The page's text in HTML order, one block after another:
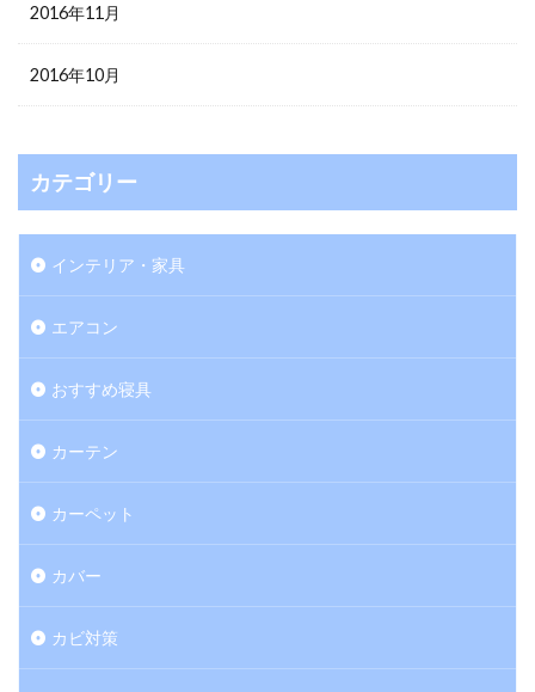
2016年11月
2016年10月
カテゴリー
インテリア・家具
エアコン
おすすめ寝具
カーテン
カーペット
カバー
カビ対策